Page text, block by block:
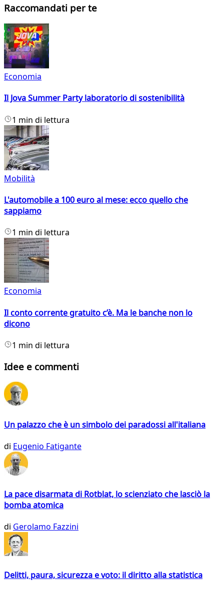
Raccomandati per te
Economia
Il Jova Summer Party laboratorio di sostenibilità
1 min di lettura
Mobilità
L'automobile a 100 euro al mese: ecco quello che
sappiamo
1 min di lettura
Economia
Il conto corrente gratuito c’è. Ma le banche non lo
dicono
1 min di lettura
Idee e commenti
Un palazzo che è un simbolo dei paradossi all'italiana
di Eugenio Fatigante
La pace disarmata di Rotblat, lo scienziato che lasciò la
bomba atomica
di Gerolamo Fazzini
Delitti, paura, sicurezza e voto: il diritto alla statistica